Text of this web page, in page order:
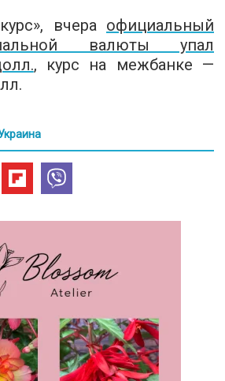
вчера официальный
валюты упал
, курс на межбанке —